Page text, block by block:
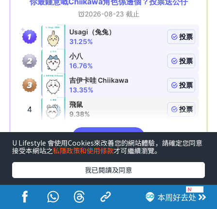
本周好去处
U Lifestyle 會使用Cookies來改善您的網站體驗，請確定您同意
接受本網站之私隱政策和使用條款才可繼續瀏覽。
我已閱讀及同意